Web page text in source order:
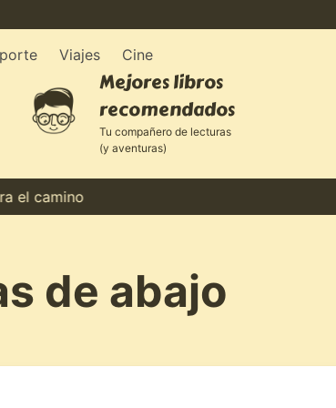
Viajes Cine
Mejores libros
recomendados
Tu compañero de lecturas
(y aventuras)
de abajo